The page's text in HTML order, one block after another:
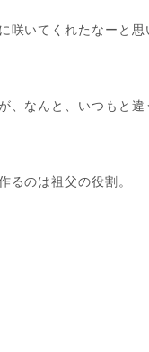
いてくれたなーと思
なんと、いつもと違
るのは祖父の役割。